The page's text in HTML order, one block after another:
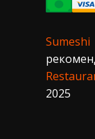
Sumeshi
2025